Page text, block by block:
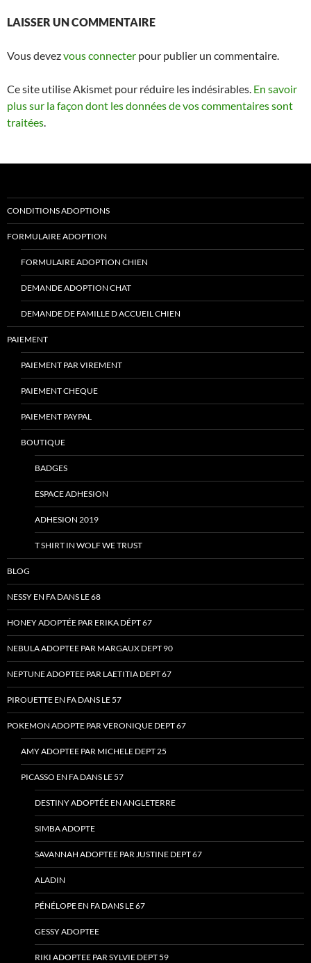
LAISSER UN COMMENTAIRE
Vous devezvous connecter pour publier un commentaire.
Ce site utilise Akismet pour réduire les indésirables. En savoir
plus sur la façon dont les données de vos commentaires sont
traitées.
CONDITIONS ADOPTIONS
FORMULAIRE ADOPTION
FORMULAIRE ADOPTION CHIEN
DEMANDE ADOPTION CHAT
DEMANDE DE FAMILLE D ACCUEIL CHIEN
PAIEMENT
PAIEMENT PAR VIREMENT
PAIEMENT CHEQUE
PAIEMENT PAYPAL
BOUTIQUE
BADGES
ESPACE ADHESION
ADHESION 2019
T SHIRT IN WOLF WE TRUST
BLOG
NESSY EN FA DANS LE 68
HONEY ADOPTÉE PAR ERIKA DÉPT 67
NEBULA ADOPTEE PAR MARGAUX DEPT 90
NEPTUNE ADOPTEE PAR LAETITIA DEPT 67
PIROUETTE EN FA DANS LE 57
POKEMON ADOPTE PAR VERONIQUE DEPT 67
AMY ADOPTEE PAR MICHELE DEPT 25
PICASSO EN FA DANS LE 57
DESTINY ADOPTÉE EN ANGLETERRE
SIMBA ADOPTE
SAVANNAH ADOPTEE PAR JUSTINE DEPT 67
ALADIN
PÉNÉLOPE EN FA DANS LE 67
GESSY ADOPTEE
RIKI ADOPTEE PAR SYLVIE DEPT 59